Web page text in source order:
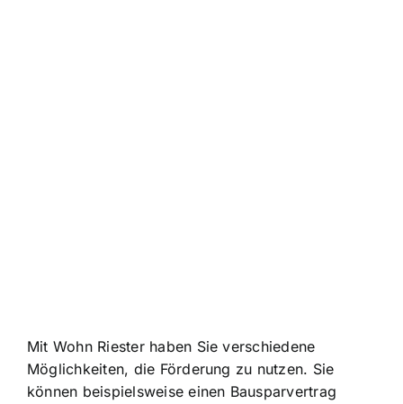
Mit Wohn Riester haben Sie verschiedene
Möglichkeiten, die Förderung zu nutzen. Sie
können beispielsweise einen Bausparvertrag